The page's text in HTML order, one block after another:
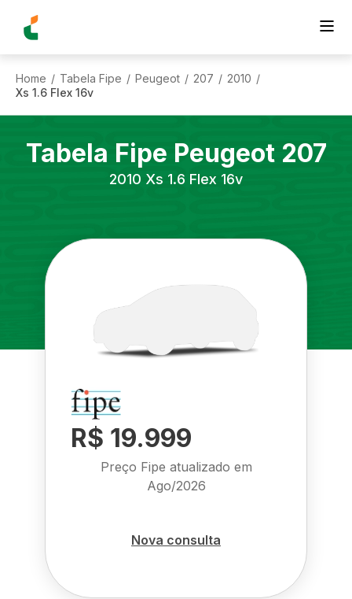
Home / Tabela Fipe / Peugeot / 207 / 2010 /
Xs 1.6 Flex 16v
Tabela Fipe Peugeot 207
2010 Xs 1.6 Flex 16v
R$ 19.999
Preço Fipe atualizado em
Ago/2026
Nova consulta